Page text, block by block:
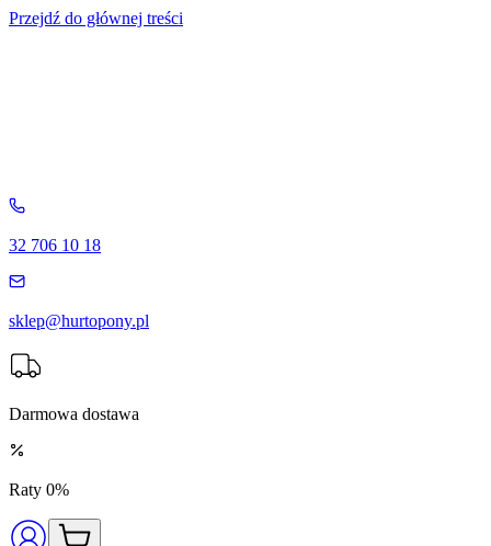
Przejdź do głównej treści
32 706 10 18
sklep@hurtopony.pl
Darmowa dostawa
Raty 0%